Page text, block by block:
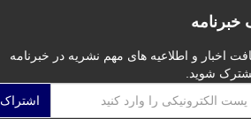
خبرنامه
اخبار و اطلاعیه های مهم نشریه در خبرنامه
شوید.
اشتراک